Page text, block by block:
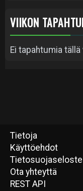
VIIKON
Ei tapahtumia tällä
Tietoja
Käyttöehdot
Tietosuojaseloste
Ota yhteyttä
REST API